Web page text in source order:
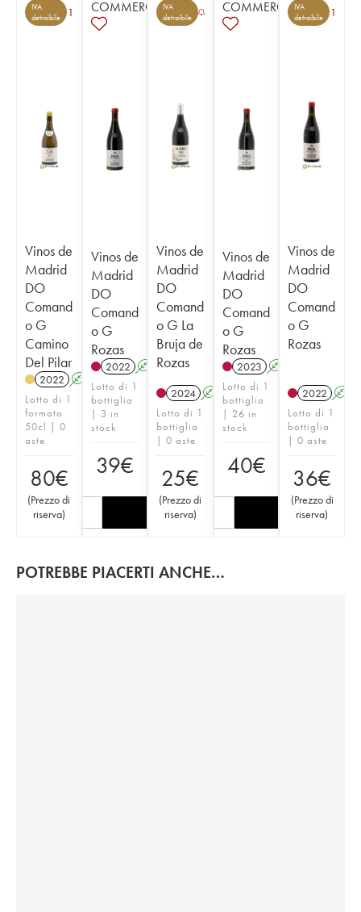
IVA
detraibile
1
Vinos de
Madrid
DO
Comand
o G
Camino
Del Pilar
2022 A
Lotto di 1
formato
50cl | 0
aste
80€
(Prezzo di
riserva)
COMMERCE
Vinos de
Madrid
DO
Comand
o G
Rozas
2022 A
Lotto di 1
bottiglia
| 3 in
stock
39€
IVA
detraibile
Vinos de
Madrid
DO
Comand
o G La
Bruja de
Rozas
2024 A
Lotto di 1
bottiglia
| 0 aste
25€
(Prezzo di
riserva)
COMMERCE
Vinos de
Madrid
DO
Comand
o G
Rozas
2023 A
Lotto di 1
bottiglia
| 26 in
stock
40€
IVA
detraibile
1
Vinos de
Madrid
DO
Comand
o G
Rozas
2022 A
Lotto di 1
bottiglia
| 0 aste
36€
(Prezzo di
riserva)
POTREBBE PIACERTI ANCHE…